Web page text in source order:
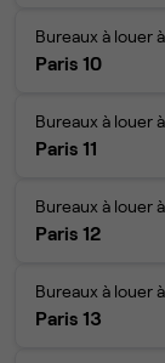
Bureaux à louer à
Paris 10
Bureaux à louer à
Paris 11
Bureaux à louer à
Paris 12
Bureaux à louer à
Paris 13